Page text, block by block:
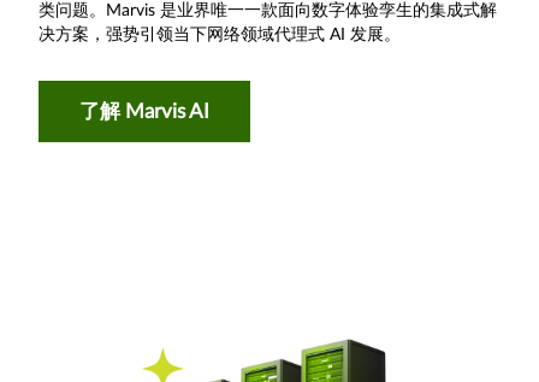
类问题。Marvis 是业界唯一一款面向数字体验孪生的集成式解
决方案，强势引领当下网络领域代理式 AI 发展。
了解 Marvis AI